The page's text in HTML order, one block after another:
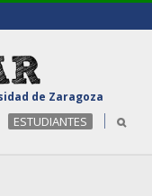
de Zaragoza
ESTUDIANTES